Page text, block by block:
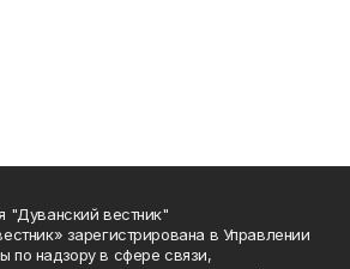
"Дуванский вестник"
зарегистрирована в Управлении
по надзору в сфере связи,